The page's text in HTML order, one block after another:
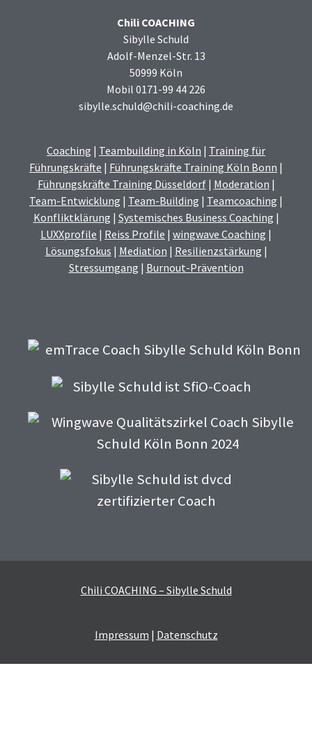
Chili COACHING
Sibylle Schuld
Adolf-Menzel-Str. 13
50999 Köln
Mobil 0171-99 44 226
sibylle.schuld@chili-coaching.de
Coaching | Teambuilding in Köln | Training für
Führungskräfte | Führungskräfte Training Köln Bonn |
Führungskräfte Training Düsseldorf| Moderation |
Team-Entwicklung | Team-Building | Teamcoaching |
Konfliktklärung | Systemisches Business Coaching |
LUXXprofile | Reiss Profile | wingwave Coaching |
Lösungsfokus | Mediation | Resilienzstärkung |
Stressumgang | Burnout-Prävention
Chili COACHING – Sibylle Schuld
Impressum | Datenschutz